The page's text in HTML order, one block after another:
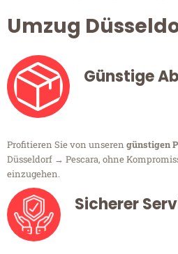
Umzug
Günstige
Profitieren Sie von unseren günstigen
Düsseldorf → Pescara, ohne
einzugehen.
Sicherer